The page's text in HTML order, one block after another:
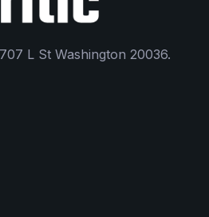
L St Washington 20036.